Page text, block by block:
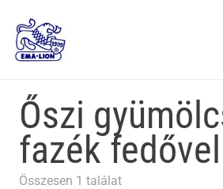
Őszi
fazék fedővel
Összesen 1 találat